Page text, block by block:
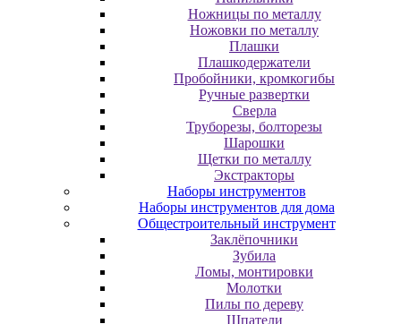
Ножницы по металлу
Ножовки по металлу
Плашки
Плашкодержатели
Пробойники, кромкогибы
Ручные развертки
Сверла
Труборезы, болторезы
Шарошки
Щетки по металлу
Экcтpaктopы
Наборы инструментов
Наборы инструментов для дома
Общестроительный инструмент
Заклёпочники
Зубила
Ломы, монтировки
Молотки
Пилы по дереву
Шпатели